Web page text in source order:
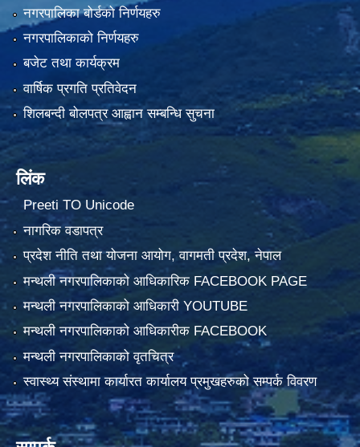
नगरपालिका बोर्डको निर्णयहरु
नगरपालिकाको निर्णयहरु
बजेट तथा कार्यक्रम
वार्षिक प्रगति प्रतिवेदन
शिलबन्दी बोलपत्र आह्वान सम्बन्धि सुचना
लिंक
Preeti TO Unicode
नागरिक वडापत्र
प्रदेश नीति तथा योजना आयोग, वागमती प्रदेश, नेपाल
मन्थली नगरपालिकाको आधिकारिक FACEBOOK PAGE
मन्थली नगरपालिकाको आधिकारी YOUTUBE
मन्थली नगरपालिकाको आधिकारीक FACEBOOK
मन्थली नगरपालिकाको वृतचित्र
स्वास्थ्य संस्थामा कार्यारत कार्यालय प्रमुखहरुको सम्पर्क विवरण